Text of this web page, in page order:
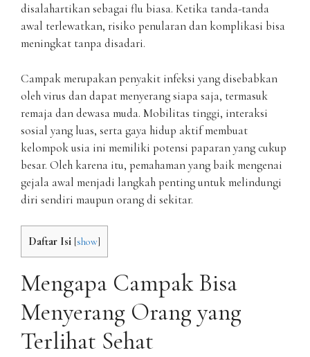
disalahartikan sebagai flu biasa. Ketika tanda-tanda
awal terlewatkan, risiko penularan dan komplikasi bisa
meningkat tanpa disadari.
Campak merupakan penyakit infeksi yang disebabkan
oleh virus dan dapat menyerang siapa saja, termasuk
remaja dan dewasa muda. Mobilitas tinggi, interaksi
sosial yang luas, serta gaya hidup aktif membuat
kelompok usia ini memiliki potensi paparan yang cukup
besar. Oleh karena itu, pemahaman yang baik mengenai
gejala awal menjadi langkah penting untuk melindungi
diri sendiri maupun orang di sekitar.
Daftar Isi [show]
Mengapa Campak Bisa
Menyerang Orang yang
Terlihat Sehat